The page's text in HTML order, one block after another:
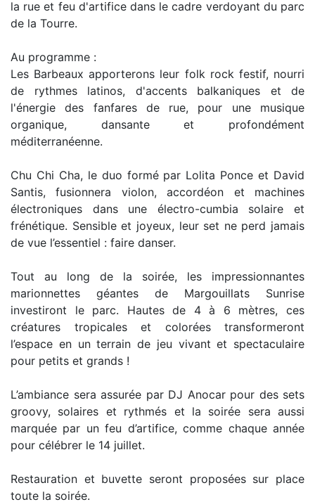
la rue et feu d'artifice dans le cadre verdoyant du parc
de la Tourre.
Au programme :
Les Barbeaux apporterons leur folk rock festif, nourri
de rythmes latinos, d'accents balkaniques et de
l'énergie des fanfares de rue, pour une musique
organique, dansante et profondément
méditerranéenne.
Chu Chi Cha, le duo formé par Lolita Ponce et David
Santis, fusionnera violon, accordéon et machines
électroniques dans une électro-cumbia solaire et
frénétique. Sensible et joyeux, leur set ne perd jamais
de vue l’essentiel : faire danser.
Tout au long de la soirée, les impressionnantes
marionnettes géantes de Margouillats Sunrise
investiront le parc. Hautes de 4 à 6 mètres, ces
créatures tropicales et colorées transformeront
l’espace en un terrain de jeu vivant et spectaculaire
pour petits et grands !
L’ambiance sera assurée par DJ Anocar pour des sets
groovy, solaires et rythmés et la soirée sera aussi
marquée par un feu d’artifice, comme chaque année
pour célébrer le 14 juillet.
Restauration et buvette seront proposées sur place
toute la soirée.